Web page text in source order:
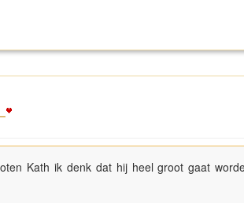
Kath ik denk dat hij heel groot gaat